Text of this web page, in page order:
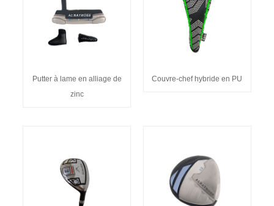
Putter à lame en alliage de
zinc
Couvre-chef hybride en PU